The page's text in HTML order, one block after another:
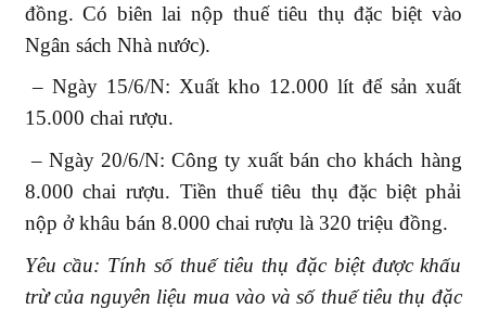
đồng. Có biên lai nộp thuế tiêu thụ đặc biệt vào
Ngân sách Nhà nước).
– Ngày 15/6/N: Xuất kho 12.000 lít để sản xuất
15.000 chai rượu.
– Ngày 20/6/N: Công ty xuất bán cho khách hàng
8.000 chai rượu. Tiền thuế tiêu thụ đặc biệt phải
nộp ở khâu bán 8.000 chai rượu là 320 triệu đồng.
Yêu cầu: Tính số thuế tiêu thụ đặc biệt được khấu
trừ của nguyên liệu mua vào và số thuế tiêu thụ đặc